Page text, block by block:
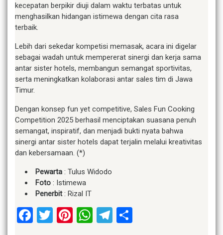
kecepatan berpikir diuji dalam waktu terbatas untuk
menghasilkan hidangan istimewa dengan cita rasa
terbaik.
Lebih dari sekedar kompetisi memasak, acara ini digelar
sebagai wadah untuk mempererat sinergi dan kerja sama
antar sister hotels, membangun semangat sportivitas,
serta meningkatkan kolaborasi antar sales tim di Jawa
Timur.
Dengan konsep fun yet competitive, Sales Fun Cooking
Competition 2025 berhasil menciptakan suasana penuh
semangat, inspiratif, dan menjadi bukti nyata bahwa
sinergi antar sister hotels dapat terjalin melalui kreativitas
dan kebersamaan. (*)
Pewarta : Tulus Widodo
Foto : Istimewa
Penerbit: Rizal IT
Facebook
Twitter
Pinterest
WhatsApp
Telegram